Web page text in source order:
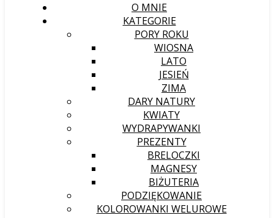
O MNIE
KATEGORIE
PORY ROKU
WIOSNA
LATO
JESIEŃ
ZIMA
DARY NATURY
KWIATY
WYDRAPYWANKI
PREZENTY
BRELOCZKI
MAGNESY
BIŻUTERIA
PODZIĘKOWANIE
KOLOROWANKI WELUROWE